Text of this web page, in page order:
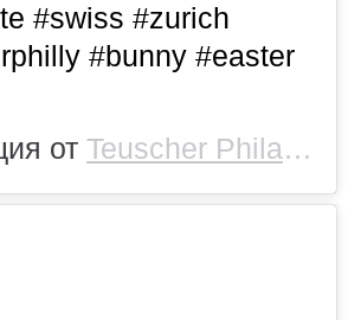
#swiss #zurich
#bunny #easter
от Teuscher Philadelphia